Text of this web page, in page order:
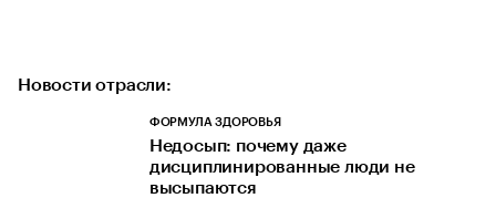
Новости отрасли:
ФОРМУЛА ЗДОРОВЬЯ
Недосып: почему даже
дисциплинированные люди не
высыпаются